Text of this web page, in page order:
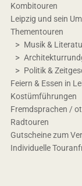
Kombitouren
Leipzig und sein
Thementouren
Musik &
Politik &
Feiern & Essen in
Kostümführungen
Fremdsprachen /
Radtouren
Gutscheine zum
Individuelle